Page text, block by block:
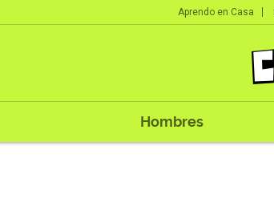
Aprendo en Casa
Hombres